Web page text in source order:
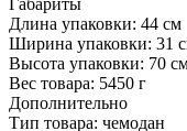
Длина упаковки: 44 см
Ширина упаковки: 31
Высота упаковки: 70
Вес товара: 5450 г
Дополнительно
Тип товара: чемодан